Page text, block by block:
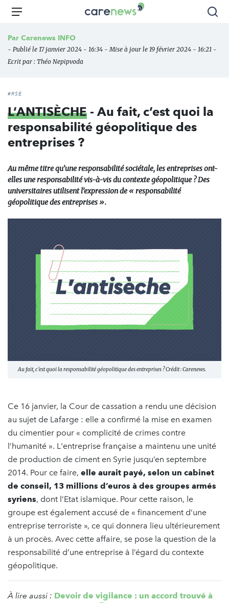
Aller
principal
Carenews,
des
Menu
Par Carenews INFO
- Publié le 17 janvier 2024 - 16:34 - Mise à jour le 19 février 2024 - 16:21 -
Ecrit par : Théo Nepipvoda
#RSE
L’ANTISÈCHE - Au fait, c’est quoi la
responsabilité géopolitique des
entreprises ?
Au même titre qu’une responsabilité sociétale, les entreprises ont-
elles une responsabilité vis-à-vis du contexte géopolitique ? Des
universitaires utilisent l’expression de « responsabilité
géopolitique des entreprises ».
Au fait, c’est quoi la responsabilité géopolitique des entreprises ? Crédit : Carenews.
Ce 16 janvier, la Cour de cassation a rendu une décision
au sujet de Lafarge : elle a confirmé la mise en examen
du cimentier pour « complicité de crimes contre
l’humanité ». L'entreprise française a maintenu une unité
de production de ciment en Syrie jusqu’en septembre
2014. Pour ce faire, elle aurait payé, selon un cabinet
de conseil, 13 millions d’euros à des groupes armés
syriens, dont l’Etat islamique. Pour cette raison, le
groupe est également accusé de « financement d’une
entreprise terroriste », ce qui donnera lieu ultérieurement
à un procès. Avec cette affaire, se pose la question de la
responsabilité d’une entreprise à l’égard du contexte
géopolitique.
À lire aussi : Devoir de vigilance : un accord trouvé à